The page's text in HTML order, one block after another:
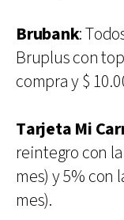
Brubank:
Bruplus con
compra y $
Tarjeta Mi
reintegro con
mes) y 5% con
mes).